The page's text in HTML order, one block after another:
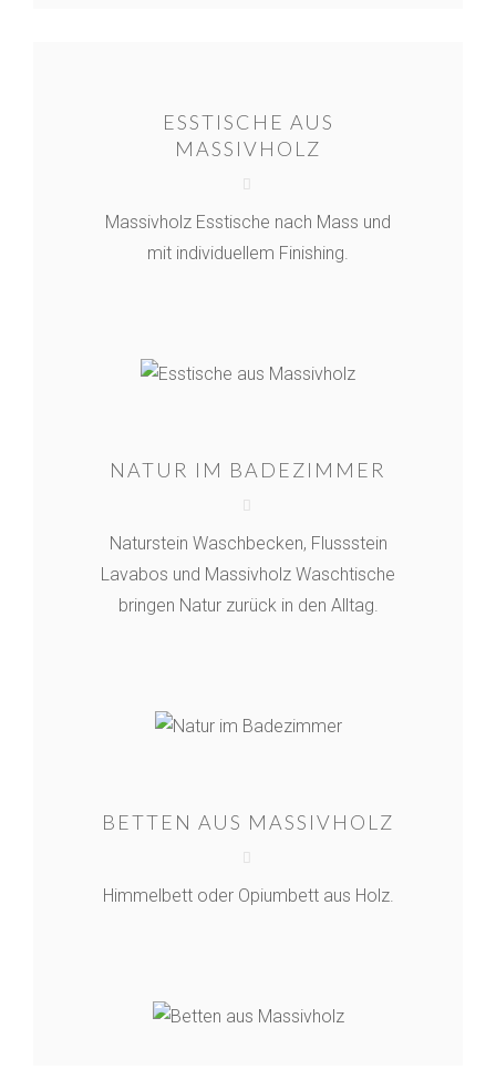
ESSTISCHE AUS
MASSIVHOLZ
Massivholz Esstische nach Mass und
mit individuellem Finishing.
NATUR IM BADEZIMMER
Naturstein Waschbecken, Flussstein
Lavabos und Massivholz Waschtische
bringen Natur zurück in den Alltag.
BETTEN AUS MASSIVHOLZ
Himmelbett oder Opiumbett aus Holz.